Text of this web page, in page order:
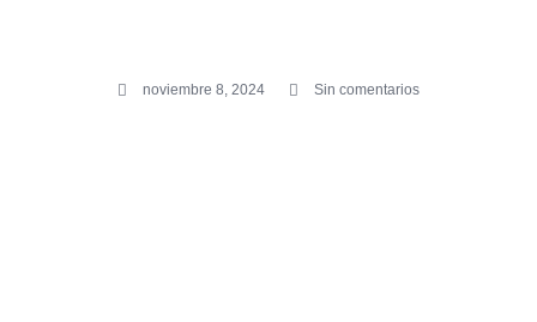
noviembre 8, 2024 Sin comentarios